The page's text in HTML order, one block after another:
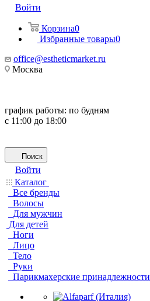
Войти
Корзина0
Избранные товары0
office@estheticmarket.ru
Москва
график работы: по будням
с 11:00 до 18:00
Поиск
Войти
Каталог
Все бренды
Волосы
Для мужчин
Для детей
Ноги
Лицо
Тело
Руки
Парикмахерские принадлежности